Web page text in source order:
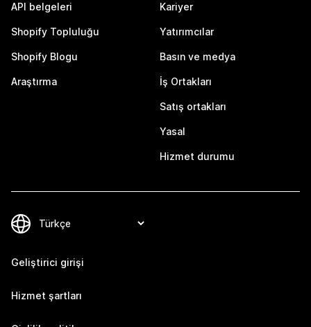
API belgeleri
Shopify Topluluğu
Shopify Blogu
Araştırma
Kariyer
Yatırımcılar
Basın ve medya
İş Ortakları
Satış ortakları
Yasal
Hizmet durumu
Geliştirici girişi
Hizmet şartları